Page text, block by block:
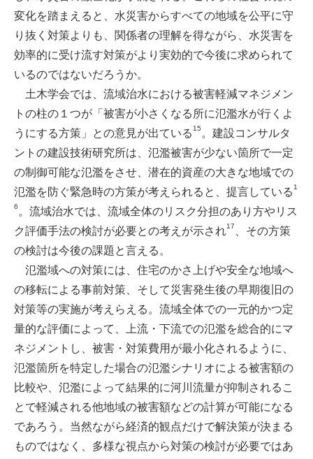
変化を踏まえると、水災害からすべての地域を公平に守
り抜く対策よりも、関係者の理解を得ながら、水災害を
効率的に受け流す対策がより実効的で今後に求められて
いるのではないだろうか。
土木学会では、流域治水における被害軽減マネジメン
トの柱の１つが「被害が小さくなる所に氾濫水が行くよ
うにする方策」との意見が出ている 15 。建設コンサルタ
ントの建設技術研究所は、氾濫被害が少ない箇所で一定
の制御可能な氾濫をさせ、潜在的資産の大きな地域での
氾濫を防ぐ緊急時の方策が考えられると、提言している 1
6 。流域治水では、流域全体のリスク分担のあり方やリス
ク評価手法の検討が必要との考えが示され17
、その方策
の検討は今後の課題と言える。
氾濫域への対策には、住宅のかさ上げや安全な地域へ
の移転による事前対策、そして災害発生後の早期復旧の
対策等の実施が考えらえる。流域全体での一元的かつ定
量的な評価によって、上流・下流での氾濫を総合的にマ
ネジメントし、被害・対策費用が最小化されるように、
氾濫箇所を特定した場合の氾濫シナリオによる被害額の
比較や、氾濫によって結果的に河川流量が抑制されるこ
とで軽減される他地域の被害額などの計算が可能になる
であろう。当然ながら経済的観点だけで解決策が決まる
ものではなく、多様な視点から対策の検討が必要ではあ